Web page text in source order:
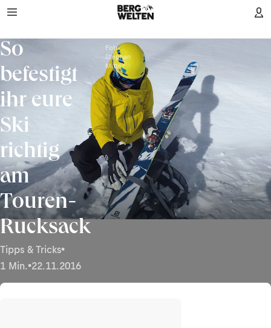
So
befestigt
ihr eure
Ski
richtig
am
Touren-
Rucksack
Tipps & Tricks•
1 Min.•22.11.2016
Foto:
Stephan
Mitter